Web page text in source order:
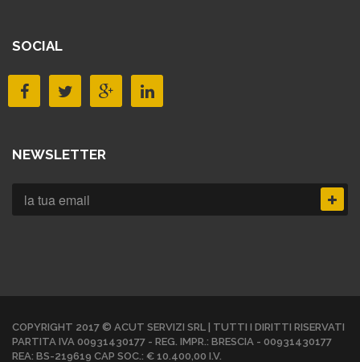
SOCIAL
NEWSLETTER
COPYRIGHT 2017 © ACUT SERVIZI SRL | TUTTI I DIRITTI RISERVATI
PARTITA IVA 00931430177 - REG. IMPR.: BRESCIA - 00931430177
REA: BS-219619 CAP SOC.: € 10.400,00 I.V.